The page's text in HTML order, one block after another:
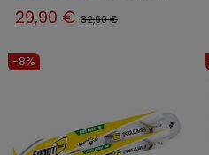
29,90 € 32,90 €
-8%